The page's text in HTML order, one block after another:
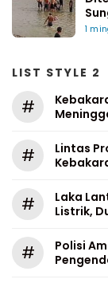
1
LIST STYLE 2
#
#
Lintas
#
Laka
Listrik,
#
Polisi